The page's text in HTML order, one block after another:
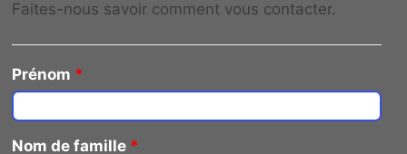
Faites-nous savoir comment vous contacter.
Prénom *
Nom de famille *